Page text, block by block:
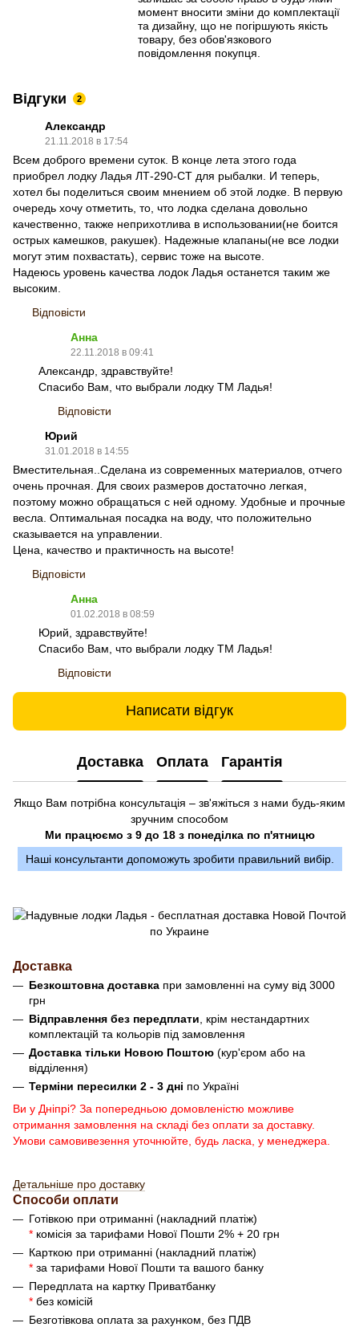
момент вносити зміни до комплектації
та дизайну, що не погіршують якість
товару, без обов'язкового
повідомлення покупця.
Відгуки 2
Александр
21.11.2018 в 17:54
Всем доброго времени суток. В конце лета этого года
приобрел лодку Ладья ЛТ-290-СТ для рыбалки. И теперь,
хотел бы поделиться своим мнением об этой лодке. В первую
очередь хочу отметить, то, что лодка сделана довольно
качественно, также неприхотлива в использовании(не боится
острых камешков, ракушек). Надежные клапаны(не все лодки
могут этим похвастать), сервис тоже на высоте.
Надеюсь уровень качества лодок Ладья останется таким же
высоким.
Відповісти
Анна
22.11.2018 в 09:41
Александр, здравствуйте!
Спасибо Вам, что выбрали лодку ТМ Ладья!
Відповісти
Юрий
31.01.2018 в 14:55
Вместительная..Сделана из современных материалов, отчего
очень прочная. Для своих размеров достаточно легкая,
поэтому можно обращаться с ней одному. Удобные и прочные
весла. Оптимальная посадка на воду, что положительно
сказывается на управлении.
Цена, качество и практичность на высоте!
Відповісти
Анна
01.02.2018 в 08:59
Юрий, здравствуйте!
Спасибо Вам, что выбрали лодку ТМ Ладья!
Відповісти
Написати відгук
Доставка Оплата Гарантія
Якщо Вам потрібна консультація – зв'яжіться з нами будь-яким
зручним способом
Ми працюємо з 9 до 18 з понеділка по п'ятницю
Наші консультанти допоможуть зробити правильний вибір.
Доставка
Безкоштовна доставка при замовленні на суму від 3000
грн
Відправлення без передплати , крім нестандартних
комплектацій та кольорів під замовлення
Доставка тільки Новою Поштою (кур'єром або на
відділення)
Терміни пересилки 2 - 3 дні по Україні
Ви у Дніпрі? За попередньою домовленістю можливе
отримання замовлення на складі без оплати за доставку.
Умови самовивезення уточнюйте, будь ласка, у менеджера.
Детальніше про доставку
Способи оплати
Готівкою при отриманні (накладний платіж)
* комісія за тарифами Нової Пошти 2% + 20 грн
Карткою при отриманні (накладний платіж)
* за тарифами Нової Пошти та вашого банку
Передплата на картку Приватбанку
* без комісій
Безготівкова оплата за рахунком, без ПДВ